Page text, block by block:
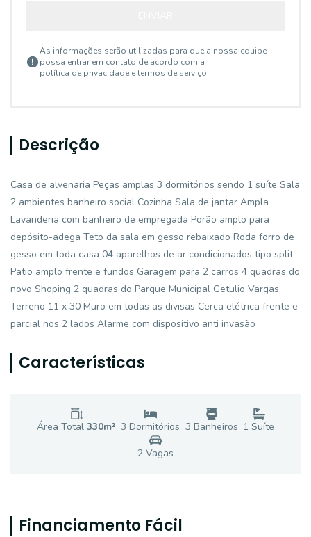
As informações serão utilizadas para que a nossa equipe
possa entrar em contato de acordo com a
política de privacidade e termos de serviço
Descrição
Casa de alvenaria Peças amplas 3 dormitórios sendo 1 suíte Sala
2 ambientes banheiro social Cozinha Sala de jantar Ampla
Lavanderia com banheiro de empregada Porão amplo para
depósito-adega Teto da sala em gesso rebaixado Roda forro de
gesso em toda casa 04 aparelhos de ar condicionados tipo split
Patio amplo frente e fundos Garagem para 2 carros 4 quadras do
novo Shoping 2 quadras do Parque Municipal Getulio Vargas
Terreno 11 x 30 Muro em todas as divisas Cerca elétrica frente e
parcial nos 2 lados Alarme com dispositivo anti invasão
Características
Área Total 330m² 3 Dormitórios 3 Banheiros 1 Suíte
2 Vagas
Financiamento Fácil